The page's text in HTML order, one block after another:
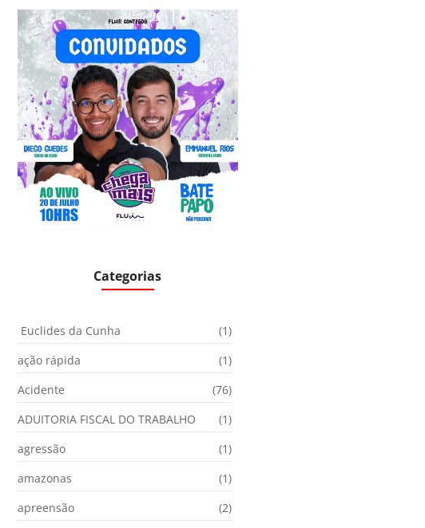
Categorias
Euclides da Cunha
(1)
ação rápida
(1)
Acidente
(76)
ADUITORIA FISCAL DO TRABALHO
(1)
agressão
(1)
amazonas
(1)
apreensão
(2)